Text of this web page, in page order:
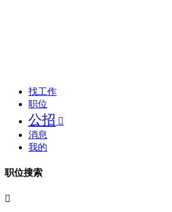
找工作
职位
公招 
消息
我的
职位搜索
